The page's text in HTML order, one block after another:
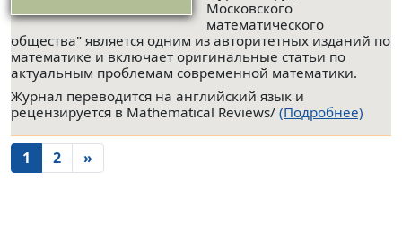
Московского
математического
общества" является одним из авторитетных изданий по
математике и включает оригинальные статьи по
актуальным проблемам современной математики.
Журнал переводится на английский язык и
рецензируется в Mathematical Reviews/ (Подробнее)
1 2 »